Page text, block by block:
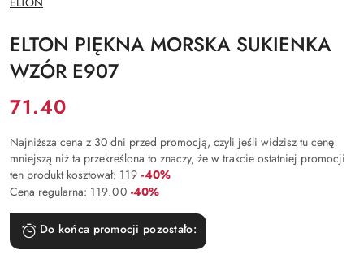
PRODUCENTA:
ELTON PIĘKNA MORSKA SUKIENKA
WZÓR E907
Cena:
71.40
Najniższa cena z 30 dni przed promocją, czyli jeśli widzisz tu cenę
mniejszą niż ta przekreślona to znaczy, że w trakcie ostatniej promocji
ten produkt kosztował: 119 Rabat:
-40%
Cena regularna: 119.00 Rabat:
-40%
Do końca promocji pozostało: